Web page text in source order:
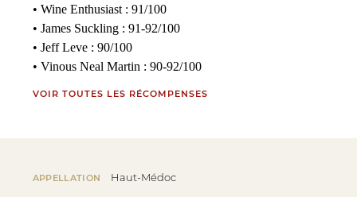
• Wine Enthusiast : 91/100
• James Suckling : 91-92/100
• Jeff Leve : 90/100
• Vinous Neal Martin : 90-92/100
VOIR TOUTES LES RÉCOMPENSES
APPELLATION Haut-Médoc